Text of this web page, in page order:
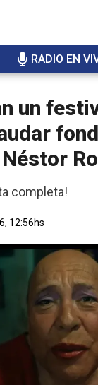
RADIO EN
un
completa!
12:56hs